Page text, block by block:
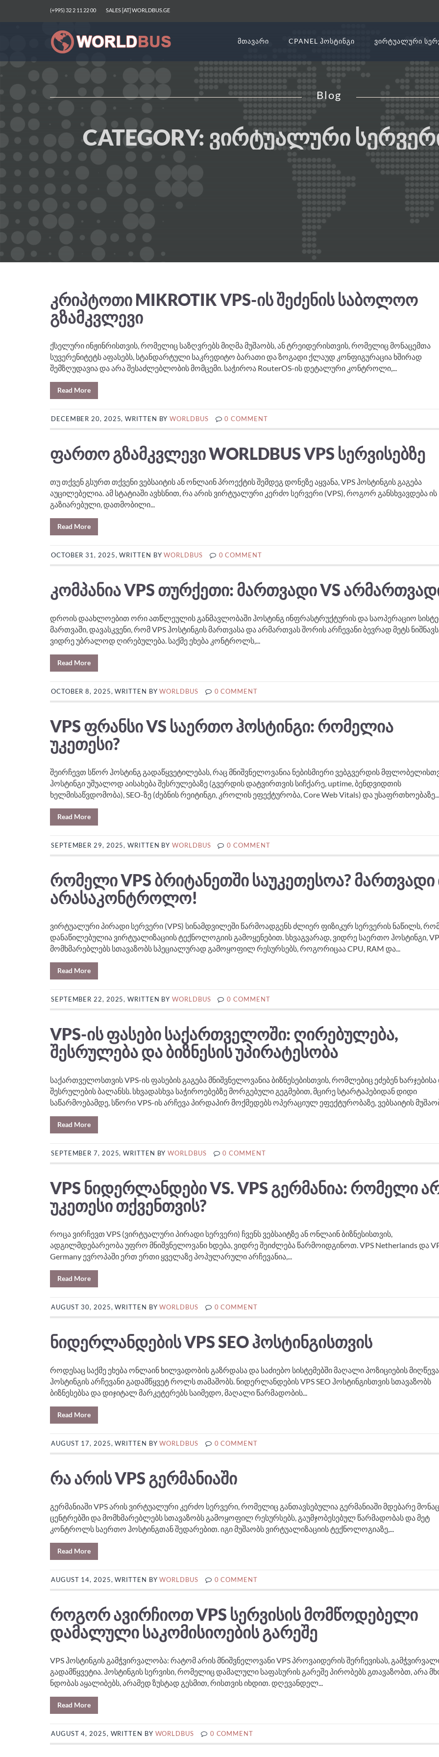
(+995) 32 2 11 22 00 SALES [AT] WORLDBUS.GE
ᲛᲗᲐᲕᲐᲠᲘ CPANEL ᲰᲝᲡᲢᲘᲜᲒᲘ ᲕᲘᲠᲢᲣᲐᲚᲣᲠᲘ
Blog
CATEGORY: ᲕᲘᲠᲢᲣᲐᲚᲣᲠᲘ
ᲙᲠᲘᲞᲢᲝᲗᲘ MIKROTIK VPS-ᲘᲡ ᲨᲔᲫᲔᲜᲘᲡ ᲡᲐᲑᲝᲚᲝᲝ
ᲒᲖᲐᲛᲙᲕᲚᲔᲕᲘ
ქსელური ინჟინრისთვის, რომელიც საზღვრებს მიღმა მუშაობს, ან ტრეიდერისთვის, რომელიც მონაცემთა
სუვერენიტეტს აფასებს, სტანდარტული საკრედიტო ბარათი და ზოგადი ქლაუდ კონფიგურაცია ხშირად
შემზღუდავია და არა შესაძლებლობის მომცემი. საჭიროა RouterOS-ის დეტალური კონტროლი,...
Read More
DECEMBER 20, 2025, WRITTEN BYWORLDBUS 0 COMMENT
ᲤᲐᲠᲗᲝ ᲒᲖᲐᲛᲙᲕᲚᲔᲕᲘ WORLDBUS VPS ᲡᲔᲠᲕᲘᲡᲔᲑᲖᲔ
თუ თქვენ გსურთ თქვენი ვებსაიტის ან ონლაინ პროექტის შემდეგ დონეზე აყვანა, VPS ჰოსტინგის გაგება
აუცილებელია. ამ სტატიაში ავხსნით, რა არის ვირტუალური კერძო სერვერი (VPS), როგორ განსხვავდება ის
გაზიარებული, დათმობილი...
Read More
OCTOBER 31, 2025, WRITTEN BYWORLDBUS 0 COMMENT
ᲙᲝᲛᲞᲐᲜᲘᲐ VPS ᲗᲣᲠᲥᲔᲗᲘ: ᲛᲐᲠᲗᲕᲐᲓᲘ VS
დროის დაახლოებით ორი ათწლეულის განმავლობაში ჰოსტინგ ინფრასტრუქტურის და საოპერაციო
მართვაში, დავასკვენი, რომ VPS ჰოსტინგის მართვასა და არმართვას შორის არჩევანი ბევრად მეტს
ვიდრე უბრალოდ ღირებულება. საქმე ეხება კონტროლს,...
Read More
OCTOBER 8, 2025, WRITTEN BYWORLDBUS 0 COMMENT
VPS ᲤᲠᲐᲜᲡᲘ VS ᲡᲐᲔᲠᲗᲝ ᲰᲝᲡᲢᲘᲜᲒᲘ: ᲠᲝᲛᲔᲚᲘᲐ
ᲣᲙᲔᲗᲔᲡᲘ?
შეირჩევთ სწორ ჰოსტინგ გადაწყვეტილებას, რაც მნიშვნელოვანია ნებისმიერი ვებგვერდის
ჰოსტინგი უშუალოდ აისახება შესრულებაზე (გვერდის დატვირთვის სიჩქარე, uptime, ბენდვიდთის
ხელმისაწვდომობა), SEO-ზე (ძებნის რეიტინგი, კროლის ეფექტურობა, Core Web Vitals) და უსაფრთხოებაზე...
Read More
SEPTEMBER 29, 2025, WRITTEN BYWORLDBUS 0 COMMENT
ᲠᲝᲛᲔᲚᲘ VPS ᲑᲠᲘᲢᲐᲜᲔᲗᲨᲘ ᲡᲐᲣᲙᲔᲗᲔᲡᲝᲐ? ᲛᲐᲠᲗᲕᲐᲓᲘ
ᲐᲠᲐᲡᲐᲙᲝᲜᲢᲠᲝᲚᲝ!
ვირტუალური პირადი სერვერი (VPS) სინამდვილეში წარმოადგენს ძლიერ ფიზიკურ სერვერის ნაწილს,
დანაწილებულია ვირტუალიზაციის ტექნოლოგიის გამოყენებით. სხვაგვარად, ვიდრე საერთო ჰოსტინგი,
მომხმარებლებს სთავაზობს სპეციალურად გამოყოფილ რესურსებს, როგორიცაა CPU, RAM და...
Read More
SEPTEMBER 22, 2025, WRITTEN BYWORLDBUS 0 COMMENT
VPS-ᲘᲡ ᲤᲐᲡᲔᲑᲘ ᲡᲐᲥᲐᲠᲗᲕᲔᲚᲝᲨᲘ: ᲦᲘᲠᲔᲑᲣᲚᲔᲑᲐ,
ᲨᲔᲡᲠᲣᲚᲔᲑᲐ ᲓᲐ ᲑᲘᲖᲜᲔᲡᲘᲡ ᲣᲞᲘᲠᲐᲢᲔᲡᲝᲑᲐ
საქართველოსთვის VPS-ის ფასების გაგება მნიშვნელოვანია ბიზნესებისთვის, რომლებიც ეძებენ
შესრულების ბალანსს. სხვადასხვა საჭიროებებზე მორგებული გეგმებით, მცირე სტარტაპებიდან დიდი
საწარმოებამდე, სწორი VPS-ის არჩევა პირდაპირ მოქმედებს ოპერაციულ ეფექტურობაზე, ვებსაიტის
Read More
SEPTEMBER 7, 2025, WRITTEN BYWORLDBUS 0 COMMENT
VPS ᲜᲘᲓᲔᲠᲚᲐᲜᲓᲔᲑᲘ VS. VPS ᲒᲔᲠᲛᲐᲜᲘᲐ: ᲠᲝᲛᲔᲚᲘ
ᲣᲙᲔᲗᲔᲡᲘ ᲗᲥᲕᲔᲜᲗᲕᲘᲡ?
როცა ვირჩევთ VPS (ვირტუალური პირადი სერვერი) ჩვენს ვებსაიტზე ან ონლაინ ბიზნესისთვის,
ადგილმდებარეობა უფრო მნიშვნელოვანი ხდება, ვიდრე შეიძლება წარმოიდგინოთ. VPS Netherlands და
Germany ევროპაში ერთ ერთი ყველაზე პოპულარული არჩევანია,...
Read More
AUGUST 30, 2025, WRITTEN BYWORLDBUS 0 COMMENT
ᲜᲘᲓᲔᲠᲚᲐᲜᲓᲔᲑᲘᲡ VPS SEO ᲰᲝᲡᲢᲘᲜᲒᲘᲡᲗᲕᲘᲡ
როდესაც საქმე ეხება ონლაინ ხილვადობის გაზრდასა და საძიებო სისტემებში მაღალი პოზიციების
ჰოსტინგის არჩევანი გადამწყვეტ როლს თამაშობს. ნიდერლანდების VPS SEO ჰოსტინგისთვის სთავაზობს
ბიზნესებსა და დიჯიტალ მარკეტერებს საიმედო, მაღალი წარმადობის...
Read More
AUGUST 17, 2025, WRITTEN BYWORLDBUS 0 COMMENT
ᲠᲐ ᲐᲠᲘᲡ VPS ᲒᲔᲠᲛᲐᲜᲘᲐᲨᲘ
გერმანიაში VPS არის ვირტუალური კერძო სერვერი, რომელიც განთავსებულია გერმანიაში მდებარე
ცენტრებში და მომხმარებლებს სთავაზობს გამოყოფილ რესურსებს, გაუმჯობესებულ წარმადობას და მეტ
კონტროლს საერთო ჰოსტინგთან შედარებით. იგი მუშაობს ვირტუალიზაციის ტექნოლოგიაზე,...
Read More
AUGUST 14, 2025, WRITTEN BYWORLDBUS 0 COMMENT
ᲠᲝᲒᲝᲠ ᲐᲕᲘᲠᲩᲘᲝᲗ VPS ᲡᲔᲠᲕᲘᲡᲘᲡ ᲛᲝᲛᲬᲝᲓᲔᲑᲔᲚᲘ
ᲓᲐᲛᲐᲚᲣᲚᲘ ᲡᲐᲙᲝᲛᲘᲡᲘᲝᲔᲑᲘᲡ ᲒᲐᲠᲔᲨᲔ
VPS ჰოსტინგის გამჭვირვალობა: რატომ არის მნიშვნელოვანი VPS პროვაიდერის შერჩევისას,
გადამწყვეტია. ჰოსტინგის სერვისი, რომელიც დამალული საფასურის გარეშე პირობებს გთავაზობთ, არა
ნდობას აყალიბებს, არამედ ზუსტად გესმით, რისთვის იხდით. დღევანდელ...
Read More
AUGUST 4, 2025, WRITTEN BY WORLDBUS 0 COMMENT